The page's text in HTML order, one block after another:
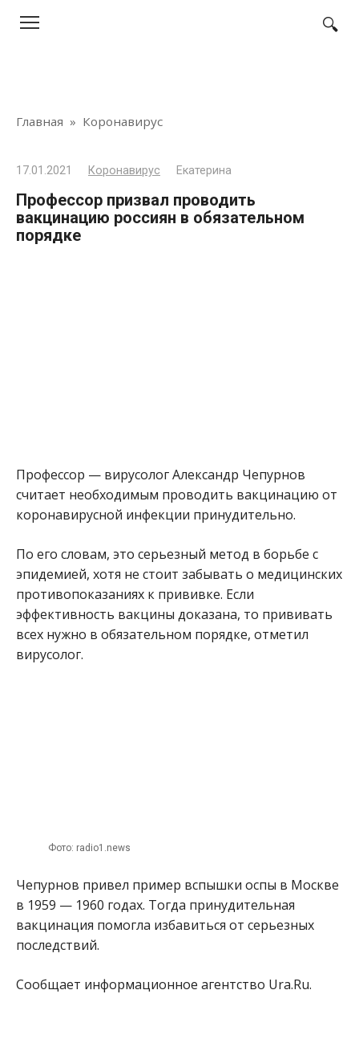
Главная » Коронавирус
17.01.2021 Коронавирус Екатерина
Профессор призвал проводить
вакцинацию россиян в обязательном
порядке
Профессор — вирусолог Александр Чепурнов
считает необходимым проводить вакцинацию от
коронавирусной инфекции принудительно.
По его словам, это серьезный метод в борьбе с
эпидемией, хотя не стоит забывать о медицинских
противопоказаниях к прививке. Если
эффективность вакцины доказана, то прививать
всех нужно в обязательном порядке, отметил
вирусолог.
Фото: radio1.news
Чепурнов привел пример вспышки оспы в Москве
в 1959 — 1960 годах. Тогда принудительная
вакцинация помогла избавиться от серьезных
последствий.
Сообщает информационное агентство Ura.Ru.